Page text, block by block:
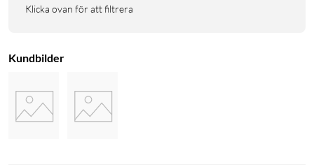
Klicka ovan för att filtrera
Kundbilder